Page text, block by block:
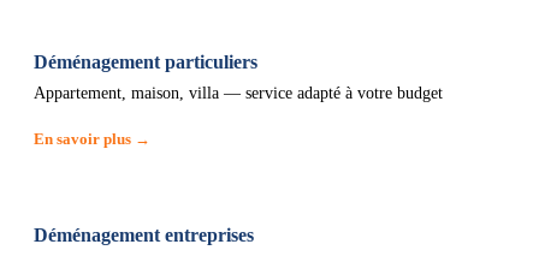
Déménagement particuliers
Appartement, maison, villa — service adapté à votre budget
En savoir plus →
Déménagement entreprises